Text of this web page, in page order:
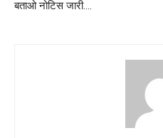
बताओ नोटिस जारी….